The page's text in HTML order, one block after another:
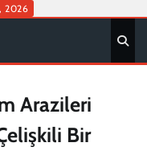
2026
Arazileri
Bir